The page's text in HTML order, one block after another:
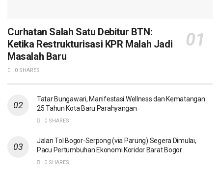
Curhatan Salah Satu Debitur BTN:
Ketika Restrukturisasi KPR Malah Jadi
Masalah Baru
0 SHARES
Tatar Bungawari, Manifestasi Wellness dan Kematangan
25 Tahun Kota Baru Parahyangan
0 SHARES
Jalan Tol Bogor-Serpong (via Parung) Segera Dimulai,
Pacu Pertumbuhan Ekonomi Koridor Barat Bogor
0 SHARES